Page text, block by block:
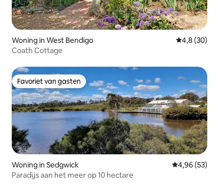
Woning in West Bendigo Gemiddelde
4,8 (30)
Coath Cottage
Favoriet van gasten
Favoriet van gasten
Woning in Sedgwick Gemiddelde
4,96 (53)
Paradijs aan het meer op 10 hectare